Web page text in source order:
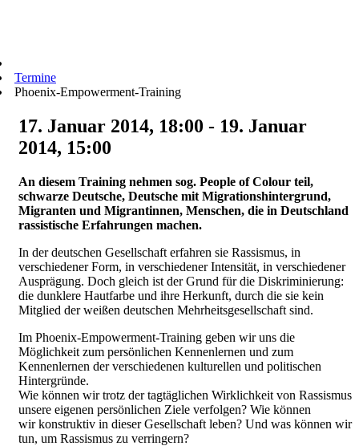
Termine
Phoenix-Empowerment-Training
17. Januar 2014, 18:00 - 19. Januar
2014, 15:00
An diesem Training nehmen sog. People of Colour teil,
schwarze Deutsche, Deutsche mit Migrationshintergrund,
Migranten und Migrantinnen, Menschen, die in Deutschland
rassistische Erfahrungen machen.
In der deutschen Gesellschaft erfahren sie Rassismus, in
verschiedener Form, in verschiedener Intensität, in verschiedener
Ausprägung. Doch gleich ist der Grund für die Diskriminierung:
die dunklere Hautfarbe und ihre Herkunft, durch die sie kein
Mitglied der weißen deutschen Mehrheitsgesellschaft sind.
Im Phoenix-Empowerment-Training geben wir uns die
Möglichkeit zum persönlichen Kennenlernen und zum
Kennenlernen der verschiedenen kulturellen und politischen
Hintergründe.
Wie können wir trotz der tagtäglichen Wirklichkeit von Rassismus
unsere eigenen persönlichen Ziele verfolgen? Wie können
wir konstruktiv in dieser Gesellschaft leben? Und was können wir
tun, um Rassismus zu verringern?